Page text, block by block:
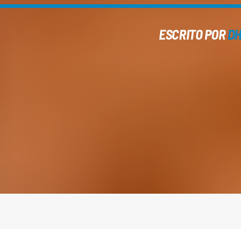
ESCRITO POR